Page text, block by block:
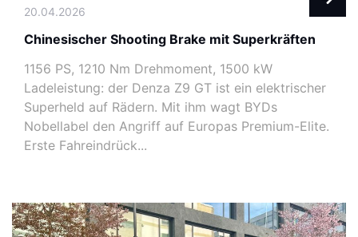
20.04.2026
Chinesischer Shooting Brake mit Superkräften
1156 PS, 1210 Nm Drehmoment, 1500 kW
Ladeleistung: der Denza Z9 GT ist ein elektrischer
Superheld auf Rädern. Mit ihm wagt BYDs
Nobellabel den Angriff auf Europas Premium-Elite.
Erste Fahreindrück...